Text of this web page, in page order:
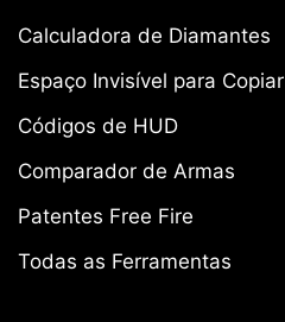
Calculadora de Diamantes
Espaço Invisível para Copiar
Códigos de HUD
Comparador de Armas
Patentes Free Fire
Todas as Ferramentas